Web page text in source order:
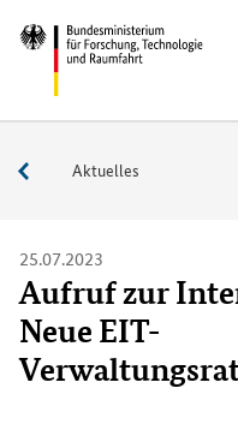
Direkt
zum
Inhalt
(Eingabetaste)
Direkt
zum
Hauptmenu
(Eingabetaste)
Direkt
zur
Suche
(Eingabetaste)
Direkt
zur
Fußleiste
(Enter)
Bundesministerium
Technologie
Service
Aktuelles
25.07.2023
Aufruf zur
Neue EIT-